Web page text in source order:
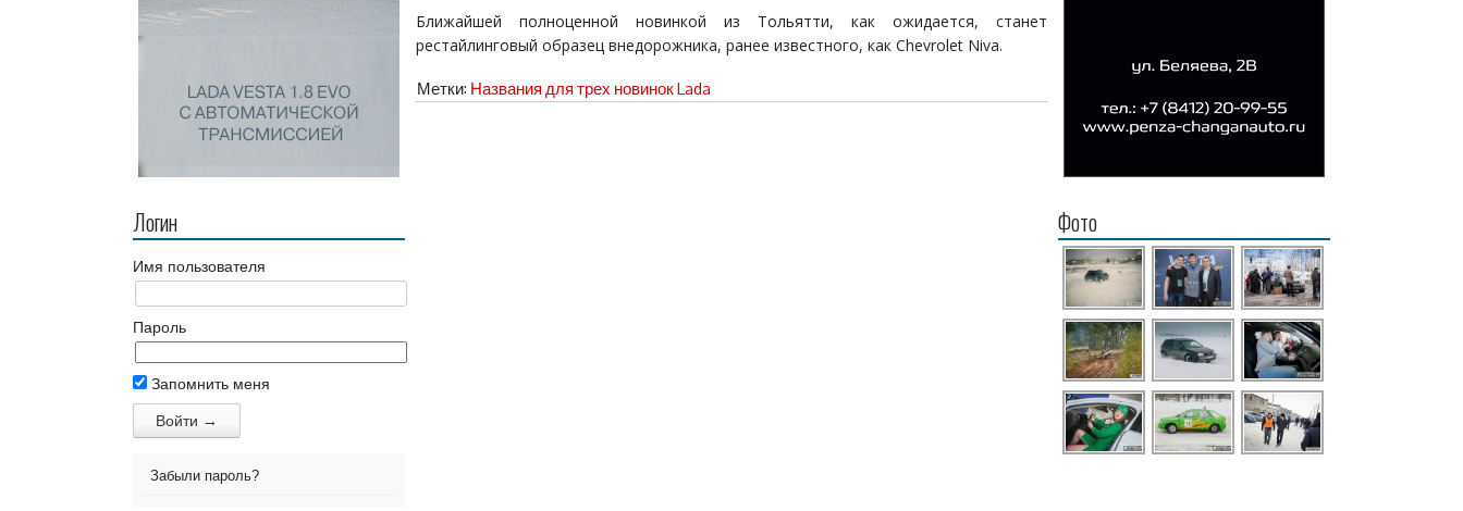
Логин
Имя пользователя
Пароль
Запомнить меня
Забыли пароль?
Ближайшей полноценной новинкой из Тольятти, как ожидается, станет
рестайлинговый образец внедорожника, ранее известного, как Chevrolet Niva.
Метки: Названия для трех новинок Lada
Фото